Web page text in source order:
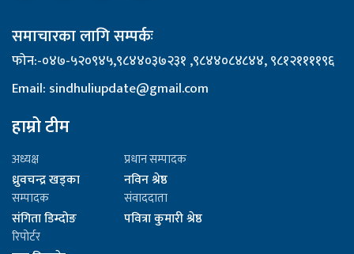
समाचारका लागि सम्पर्कः
फोन:-०४७-५२०९४५,९८४४०३७२३१ ,९८४४०८४८४४, ९८१२११११९६
Email: sindhuliupdate@gmail.com
हाम्रो टीम
अध्यक्ष
ध्रुवचन्द्र खड्का
प्रधान सम्पादक
नविन श्रेष्ठ
सम्पादक
संगिता डिम्दोङ
संवाददाता
पवित्रा कुमारी श्रेष्ठ
रिपोर्टर